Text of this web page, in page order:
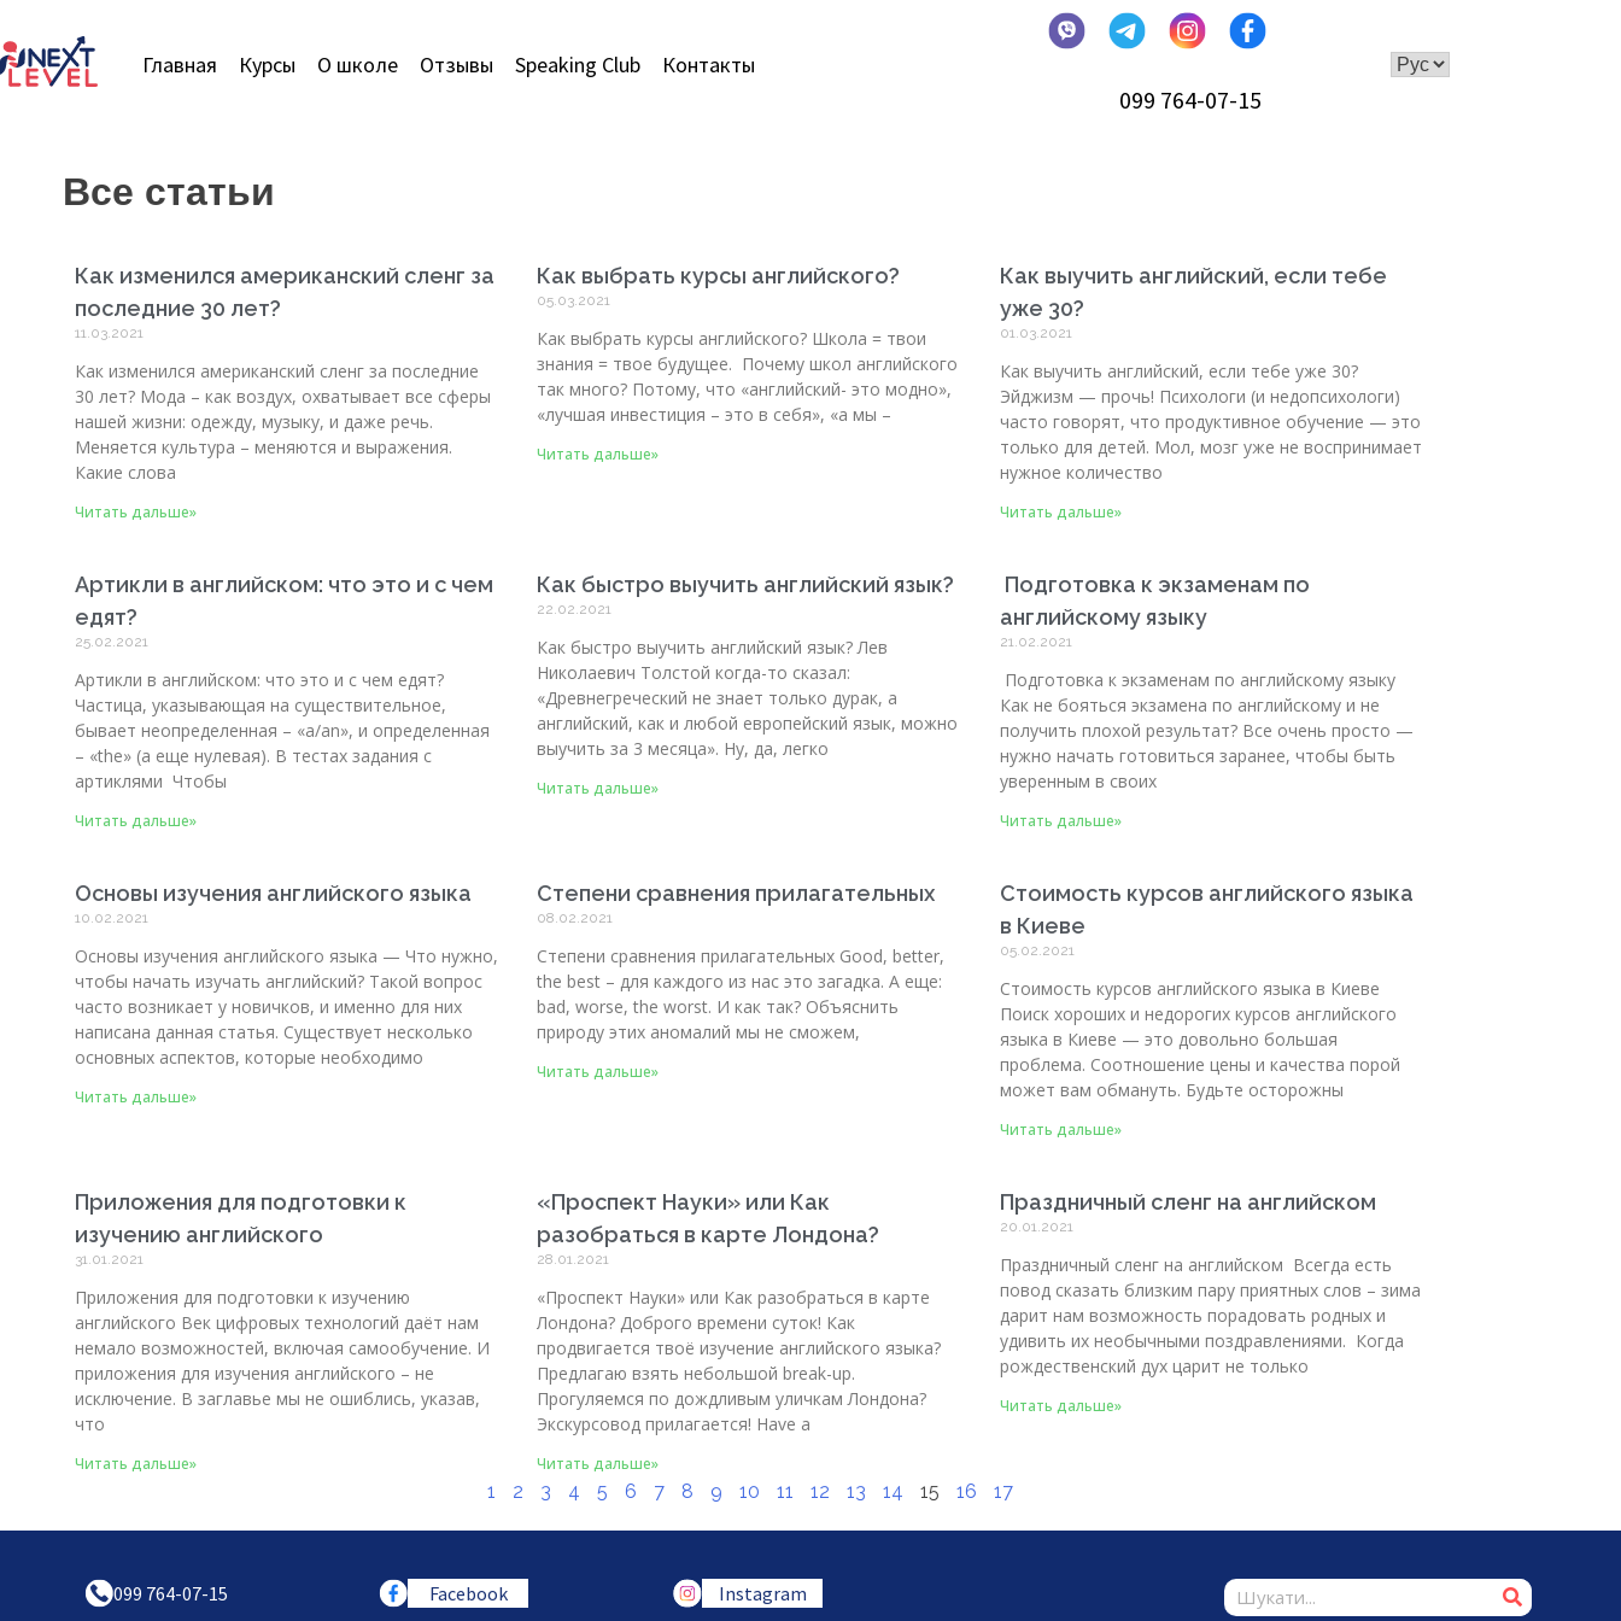
Главная Курсы О школе Отзывы Speaking Club Контакты
099 764-07-15
Все статьи
Как изменился американский сленг за
последние 30 лет?
11.03.2021
Как изменился американский сленг за последние
30 лет? Мода – как воздух, охватывает все сферы
нашей жизни: одежду, музыку, и даже речь.
Меняется культура – меняются и выражения.
Какие слова
Читать дальше»
Как выбрать курсы английского?
05.03.2021
Как выбрать курсы английского? Школа = твои
знания = твое будущее. Почему школ английского
так много? Потому, что «английский- это модно»,
«лучшая инвестиция – это в себя», «а мы –
Читать дальше»
Как выучить английский, если тебе
уже 30?
01.03.2021
Как выучить английский, если тебе уже 30?
Эйджизм — прочь! Психологи (и недопсихологи)
часто говорят, что продуктивное обучение — это
только для детей. Мол, мозг уже не воспринимает
нужное количество
Читать дальше»
Артикли в английском: что это и с чем
едят?
25.02.2021
Артикли в английском: что это и с чем едят?
Частица, указывающая на существительное,
бывает неопределенная – «а/an», и определенная
– «the» (а еще нулевая). В тестах задания с
артиклями Чтобы
Читать дальше»
Как быстро выучить английский язык?
22.02.2021
Как быстро выучить английский язык? Лев
Николаевич Толстой когда-то сказал:
«Древнегреческий не знает только дурак, а
английский, как и любой европейский язык, можно
выучить за 3 месяца». Ну, да, легко
Читать дальше»
Подготовка к экзаменам по
английскому языку
21.02.2021
Подготовка к экзаменам по английскому языку
Как не бояться экзамена по английскому и не
получить плохой результат? Все очень просто —
нужно начать готовиться заранее, чтобы быть
уверенным в своих
Читать дальше»
Основы изучения английского языка
10.02.2021
Основы изучения английского языка — Что нужно,
чтобы начать изучать английский? Такой вопрос
часто возникает у новичков, и именно для них
написана данная статья. Существует несколько
основных аспектов, которые необходимо
Читать дальше»
Степени сравнения прилагательных
08.02.2021
Степени сравнения прилагательных Good, better,
the best – для каждого из нас это загадка. А еще:
bad, worse, the worst. И как так? Объяснить
природу этих аномалий мы не сможем,
Читать дальше»
Стоимость курсов английского языка
в Киеве
05.02.2021
Стоимость курсов английского языка в Киеве
Поиск хороших и недорогих курсов английского
языка в Киеве — это довольно большая
проблема. Соотношение цены и качества порой
может вам обмануть. Будьте осторожны
Читать дальше»
Приложения для подготовки к
изучению английского
31.01.2021
Приложения для подготовки к изучению
английского Век цифровых технологий даёт нам
немало возможностей, включая самообучение. И
приложения для изучения английского – не
исключение. В заглавье мы не ошиблись, указав,
что
Читать дальше»
«Проспект Науки» или Как
разобраться в карте Лондона?
28.01.2021
«Проспект Науки» или Как разобраться в карте
Лондона? Доброго времени суток! Как
продвигается твоё изучение английского языка?
Предлагаю взять небольшой break-up.
Прогуляемся по дождливым уличкам Лондона?
Экскурсовод прилагается! Have a
Читать дальше»
Праздничный сленг на английском
20.01.2021
Праздничный сленг на английском Всегда есть
повод сказать близким пару приятных слов – зима
дарит нам возможность порадовать родных и
удивить их необычными поздравлениями. Когда
рождественский дух царит не только
Читать дальше»
1 2 3 4 5 6 7 8 9 10 11 12 13 14 15 16 17
099 764-07-15 Facebook Instagram